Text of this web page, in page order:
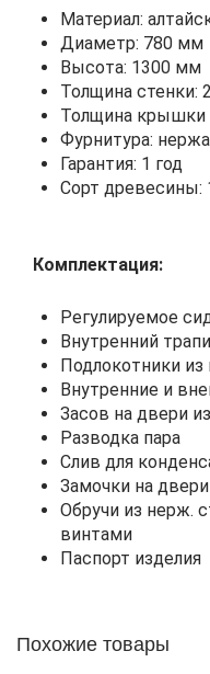
Материал:
Диаметр: 780 мм
Высота: 1300 мм
Толщина стенки:
Толщина крышки
Фурнитура:
Гарантия: 1 год
Сорт древесины:
Комплектация:
Регулируемое
Внутренний
Подлокотники из
Внутренние и
Засов на двери
Разводка пара
Слив для
Замочки на
Обручи из нерж.
винтами
Паспорт изделия
Похожие товары